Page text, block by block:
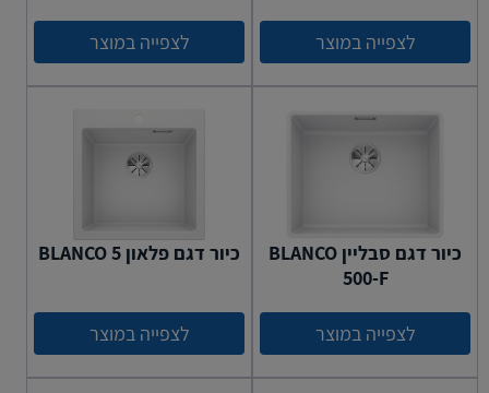
לצפייה במוצר לצפייה במוצר
כיור דגם סבליין BLANCO
500-F
לצפייה במוצר
כיור דגם פלאון BLANCO 5
לצפייה במוצר